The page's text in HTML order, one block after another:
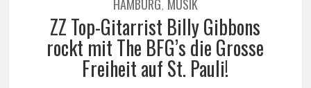
HAMBURG, MUSIK
ZZ Top-Gitarrist Billy Gibbons
rockt mit The BFG’s die Grosse
Freiheit auf St. Pauli!